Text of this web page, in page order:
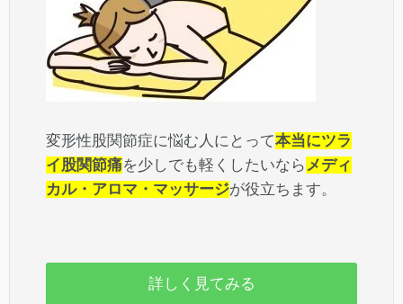
変形性股関節症に悩む人にとって本当にツラ
イ股関節痛を少しでも軽くしたいならメディ
カル・アロマ・マッサージが役立ちます。
詳しく見てみる